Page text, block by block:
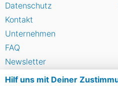
Hilf uns mit Deiner
Datenschutz
Kontakt
Unternehmen
FAQ
Newsletter
Widget